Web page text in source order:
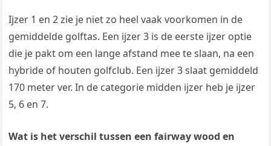
Ijzer 1 en 2 zie je niet zo heel vaak voorkomen in de
gemiddelde golftas. Een ijzer 3 is de eerste ijzer optie
die je pakt om een lange afstand mee te slaan, na een
hybride of houten golfclub. Een ijzer 3 slaat gemiddeld
170 meter ver. In de categorie midden ijzer heb je ijzer
5, 6 en 7.
Wat is het verschil tussen een fairway wood en